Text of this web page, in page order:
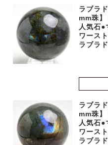
ラブラ
mm珠
人気石
ワース
ラブラ
ラブラ
mm珠
人気石
ワース
ラブラ